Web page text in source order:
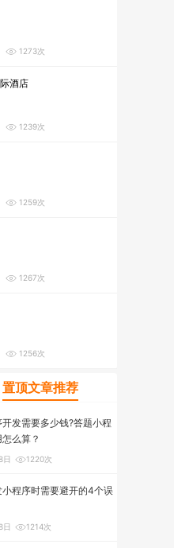
1273次
酒店
1239次
1259次
1267次
1256次
置顶文章推荐
发需要多少钱?答题小程
么算？
日 1220次
程序时需要避开的4个误
日 1214次